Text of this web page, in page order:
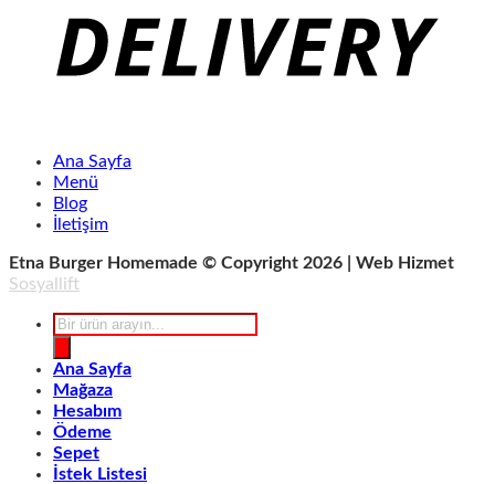
Ana Sayfa
Menü
Blog
İletişim
Etna Burger Homemade © Copyright 2026 | Web Hizmet
Sosyallift
Products
search
Ana Sayfa
Mağaza
Hesabım
Ödeme
Sepet
İstek Listesi